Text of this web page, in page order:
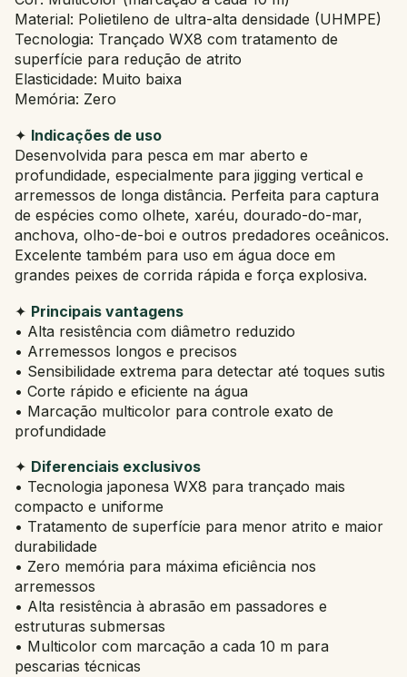
Material: Polietileno de ultra-alta densidade (UHMPE)
Tecnologia: Trançado WX8 com tratamento de
superfície para redução de atrito
Elasticidade: Muito baixa
Memória: Zero
✦ Indicações de uso
Desenvolvida para pesca em mar aberto e
profundidade, especialmente para jigging vertical e
arremessos de longa distância. Perfeita para captura
de espécies como olhete, xaréu, dourado-do-mar,
anchova, olho-de-boi e outros predadores oceânicos.
Excelente também para uso em água doce em
grandes peixes de corrida rápida e força explosiva.
✦ Principais vantagens
• Alta resistência com diâmetro reduzido
• Arremessos longos e precisos
• Sensibilidade extrema para detectar até toques sutis
• Corte rápido e eficiente na água
• Marcação multicolor para controle exato de
profundidade
✦ Diferenciais exclusivos
• Tecnologia japonesa WX8 para trançado mais
compacto e uniforme
• Tratamento de superfície para menor atrito e maior
durabilidade
• Zero memória para máxima eficiência nos
arremessos
• Alta resistência à abrasão em passadores e
estruturas submersas
• Multicolor com marcação a cada 10 m para
pescarias técnicas